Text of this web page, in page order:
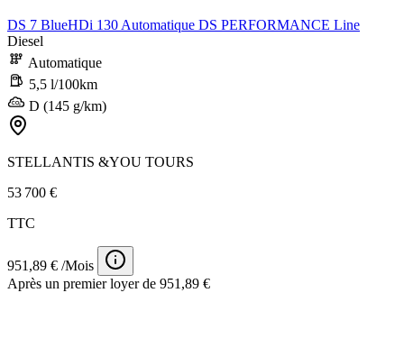
DS 7 BlueHDi 130 Automatique DS PERFORMANCE Line
Diesel
Automatique
5,5 l/100km
D (145 g/km)
STELLANTIS &YOU TOURS
53 700 €
TTC
951,89 € /Mois
Après un premier loyer de 951,89 €